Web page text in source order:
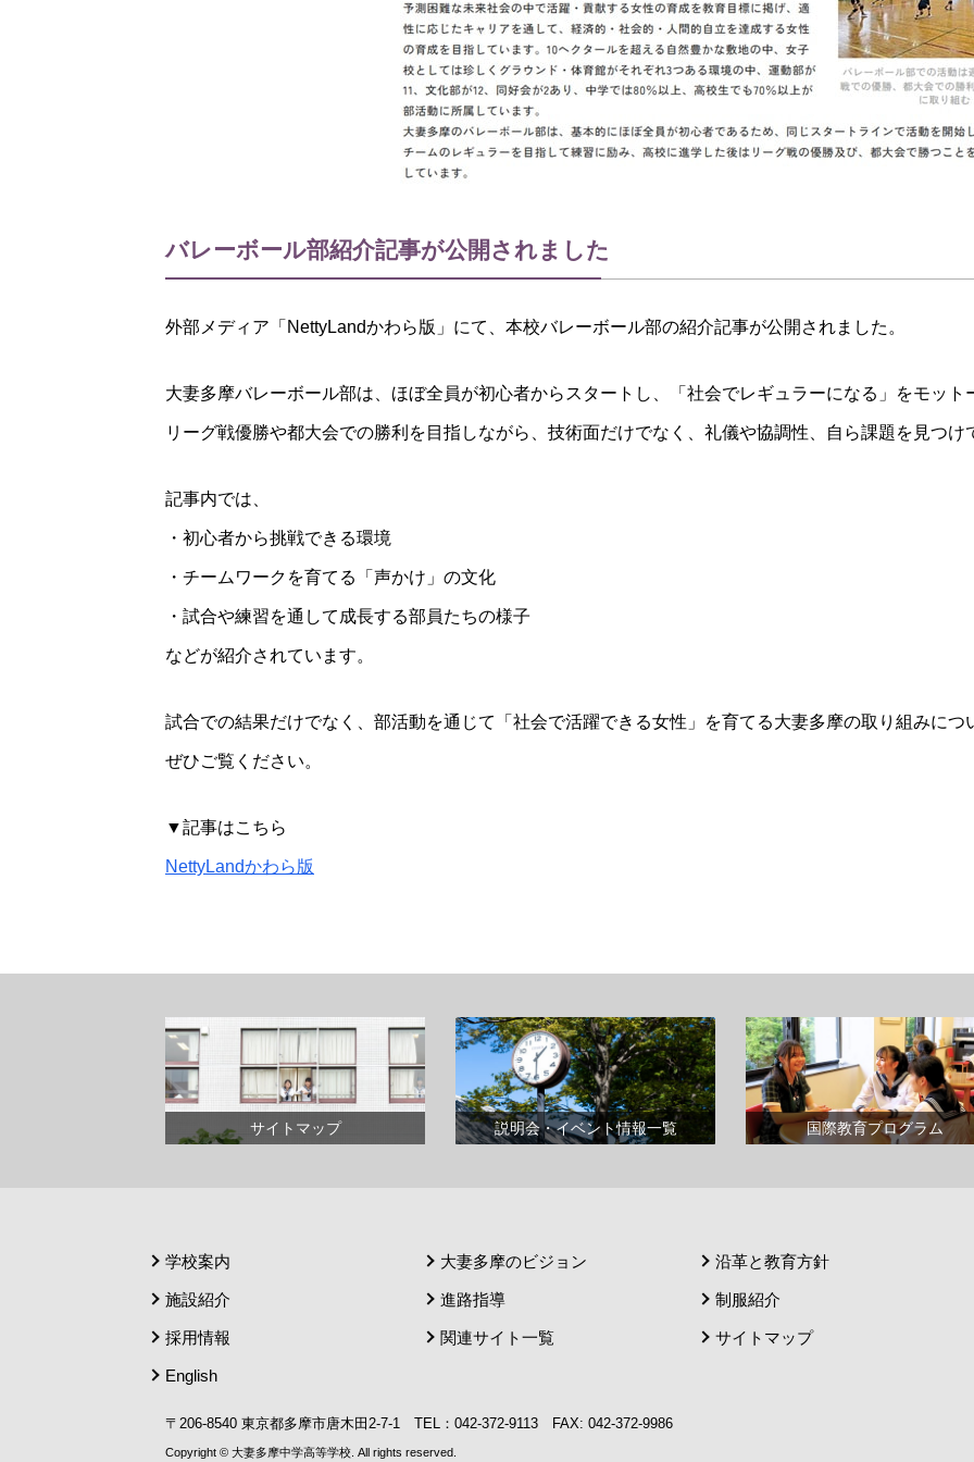
バレーボール部紹介記事が公開されました
外部メディア「NettyLandかわら版」にて、本校バレーボール部の紹介記事が公開されました。
大妻多摩バレーボール部は、ほぼ全員が初心者からスタートし、「社会でレギュラーになる」をモット
リーグ戦優勝や都大会での勝利を目指しながら、技術面だけでなく、礼儀や協調性、自ら課題を見つけ
記事内では、
・初心者から挑戦できる環境
・チームワークを育てる「声かけ」の文化
・試合や練習を通して成長する部員たちの様子
などが紹介されています。
試合での結果だけでなく、部活動を通じて「社会で活躍できる女性」を育てる大妻多摩の取り組みにつ
ぜひご覧ください。
▼記事はこちら
NettyLandかわら版
サイトマップ 説明会・イベント情報一覧 国際教育プログラム
学校案内
施設紹介
採用情報
English
大妻多摩のビジョン
進路指導
関連サイト一覧
沿革と教育方針
制服紹介
サイトマップ
〒206-8540 東京都多摩市唐木田2-7-1 TEL：042-372-9113 FAX: 042-372-9986
Copyright © 大妻多摩中学高等学校. All rights reserved.